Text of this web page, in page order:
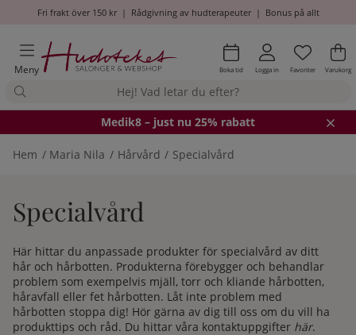
Fri frakt över 150 kr| Rådgivning av hudterapeuter| Bonus på allt
Meny Boka tid Logga in Antal i
.
Favoriter .
Varukorg
Medik8 – just nu 25% rabatt
Hem Maria Nila Hårvård Specialvård
Specialvård
Här hittar du anpassade produkter för specialvård av ditt
hår och hårbotten. Produkterna förebygger och behandlar
problem som exempelvis mjäll, torr och kliande hårbotten,
håravfall eller fet hårbotten. Låt inte problem med
hårbotten stoppa dig! Hör gärna av dig till oss om du vill ha
produkttips och råd. Du hittar våra kontaktuppgifter här.